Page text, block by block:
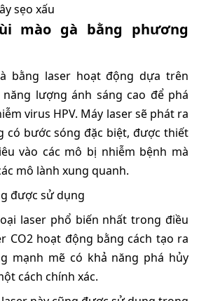
sẹo xấu
mào gà bằng phương
bằng laser hoạt động dựa trên
lượng ánh sáng cao để phá
virus HPV. Máy laser sẽ phát ra
có bước sóng đặc biệt, được thiết
vào các mô bị nhiễm bệnh mà
mô lành xung quanh.
được sử dụng
laser phổ biến nhất trong điều
CO2 hoạt động bằng cách tạo ra
mạnh mẽ có khả năng phá hủy
cách chính xác.